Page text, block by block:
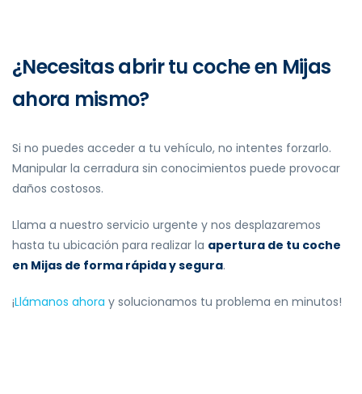
¿Necesitas abrir tu coche en Mijas
ahora mismo?
Si no puedes acceder a tu vehículo, no intentes forzarlo.
Manipular la cerradura sin conocimientos puede provocar
daños costosos.
Llama a nuestro servicio urgente y nos desplazaremos
hasta tu ubicación para realizar la apertura de tu coche
en Mijas de forma rápida y segura.
¡Llámanos ahora y solucionamos tu problema en minutos!